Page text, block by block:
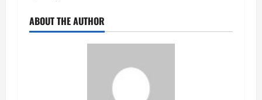
ABOUT THE AUTHOR